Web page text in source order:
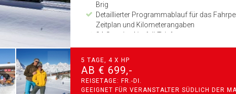
Brig
Detaillierter Programmablauf für das
Zeitplan und Kilometerangaben
24-Stunden Notfall-Telefon
5 TAGE, 4 X HP
AB € 699,-
REISETAGE: FR.-DI.
GEEIGNET FÜR VERANSTALTER SÜDLICH DER